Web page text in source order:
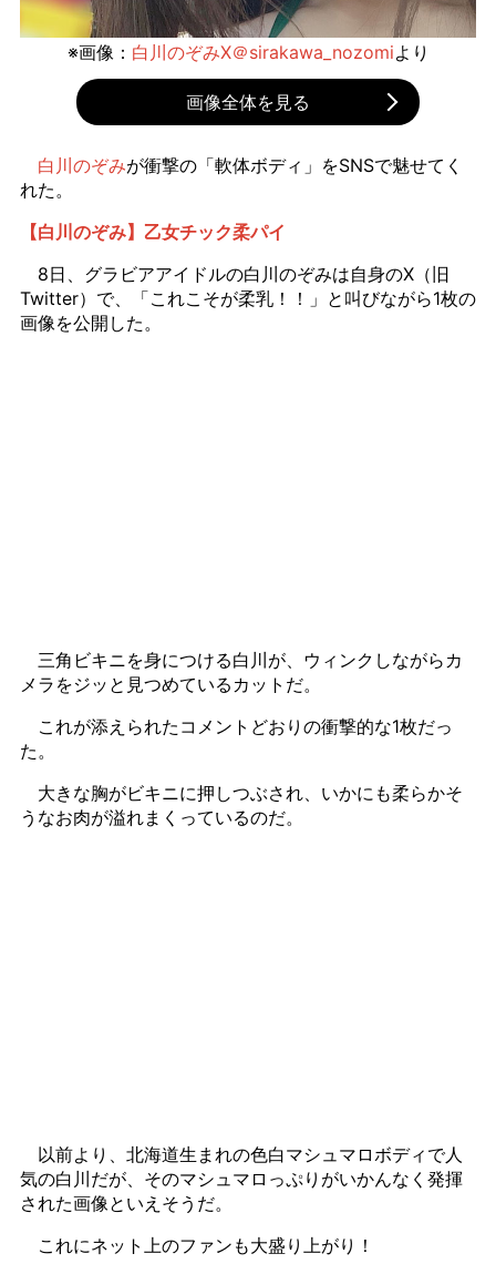
※画像： 白川のぞみX＠sirakawa_nozomiより
画像全体を見る
白川のぞみが衝撃の「軟体ボディ」をSNSで魅せてく
れた。
【白川のぞみ】乙女チック柔パイ
8日、グラビアアイドルの白川のぞみは自身のX（旧
Twitter）で、「これこそが柔乳！！」と叫びながら1枚の
画像を公開した。
三角ビキニを身につける白川が、ウィンクしながらカ
メラをジッと見つめているカットだ。
これが添えられたコメントどおりの衝撃的な1枚だっ
た。
大きな胸がビキニに押しつぶされ、いかにも柔らかそ
うなお肉が溢れまくっているのだ。
以前より、北海道生まれの色白マシュマロボディで人
気の白川だが、そのマシュマロっぷりがいかんなく発揮
された画像といえそうだ。
これにネット上のファンも大盛り上がり！